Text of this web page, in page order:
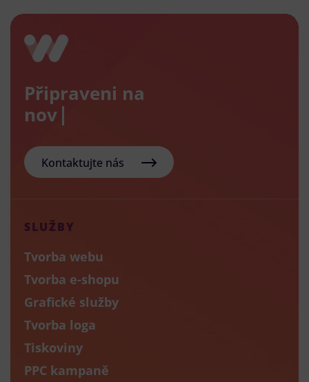
Připraveni na
nový e-sho
Kontaktujte nás
SLUŽBY
Tvorba webu
Tvorba e-shopu
Grafické služby
Tvorba loga
Tiskoviny
PPC kampaně